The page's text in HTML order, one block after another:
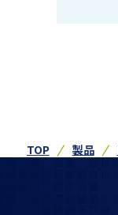
TOP 製品